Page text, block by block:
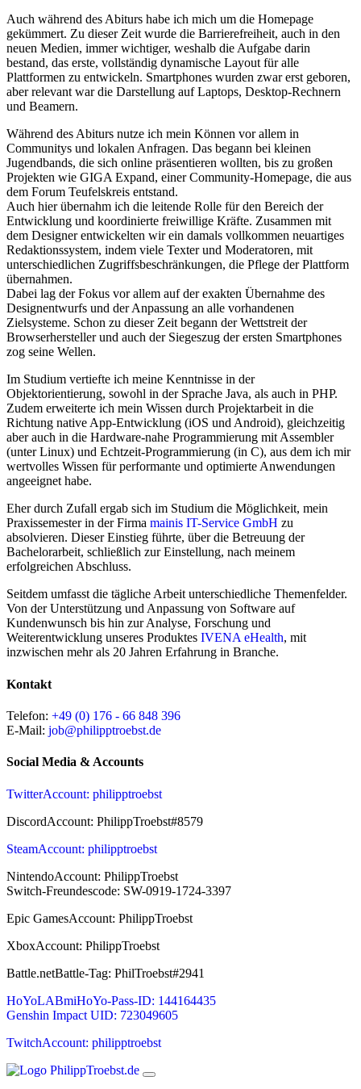
Auch während des Abiturs habe ich mich um die Homepage
gekümmert. Zu dieser Zeit wurde die Barrierefreiheit, auch in den
neuen Medien, immer wichtiger, weshalb die Aufgabe darin
bestand, das erste, vollständig dynamische Layout für alle
Plattformen zu entwickeln. Smartphones wurden zwar erst geboren,
aber relevant war die Darstellung auf Laptops, Desktop-Rechnern
und Beamern.
Während des Abiturs nutze ich mein Können vor allem in
Communitys und lokalen Anfragen. Das begann bei kleinen
Jugendbands, die sich online präsentieren wollten, bis zu großen
Projekten wie GIGA Expand, einer Community-Homepage, die aus
dem Forum Teufelskreis entstand.
Auch hier übernahm ich die leitende Rolle für den Bereich der
Entwicklung und koordinierte freiwillige Kräfte. Zusammen mit
dem Designer entwickelten wir ein damals vollkommen neuartiges
Redaktionssystem, indem viele Texter und Moderatoren, mit
unterschiedlichen Zugriffsbeschränkungen, die Pflege der Plattform
übernahmen.
Dabei lag der Fokus vor allem auf der exakten Übernahme des
Designentwurfs und der Anpassung an alle vorhandenen
Zielsysteme. Schon zu dieser Zeit begann der Wettstreit der
Browserhersteller und auch der Siegeszug der ersten Smartphones
zog seine Wellen.
Im Studium vertiefte ich meine Kenntnisse in der
Objektorientierung, sowohl in der Sprache Java, als auch in PHP.
Zudem erweiterte ich mein Wissen durch Projektarbeit in die
Richtung native App-Entwicklung (iOS und Android), gleichzeitig
aber auch in die Hardware-nahe Programmierung mit Assembler
(unter Linux) und Echtzeit-Programmierung (in C), aus dem ich mir
wertvolles Wissen für performante und optimierte Anwendungen
angeeignet habe.
Eher durch Zufall ergab sich im Studium die Möglichkeit, mein
Praxissemester in der Firma mainis IT-Service GmbH zu
absolvieren. Dieser Einstieg führte, über die Betreuung der
Bachelorarbeit, schließlich zur Einstellung, nach meinem
erfolgreichen Abschluss.
Seitdem umfasst die tägliche Arbeit unterschiedliche Themenfelder.
Von der Unterstützung und Anpassung von Software auf
Kundenwunsch bis hin zur Analyse, Forschung und
Weiterentwicklung unseres Produktes IVENA eHealth, mit
inzwischen mehr als 20 Jahren Erfahrung in Branche.
Kontakt
Telefon: +49 (0) 176 - 66 848 396
E-Mail: job@philipptroebst.de
Social Media & Accounts
TwitterAccount: philipptroebst
DiscordAccount: PhilippTroebst#8579
SteamAccount: philipptroebst
NintendoAccount: PhilippTroebst
Switch-Freundescode: SW-0919-1724-3397
Epic GamesAccount: PhilippTroebst
XboxAccount: PhilippTroebst
Battle.netBattle-Tag: PhilTroebst#2941
HoYoLABmiHoYo-Pass-ID: 144164435
Genshin Impact UID: 723049605
TwitchAccount: philipptroebst